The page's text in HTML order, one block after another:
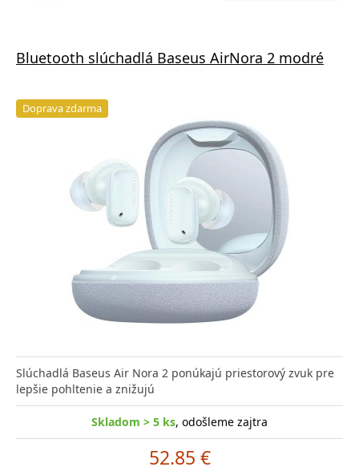
Bluetooth slúchadlá Baseus AirNora 2 modré
Doprava zdarma
Slúchadlá Baseus Air Nora 2 ponúkajú priestorový zvuk pre
lepšie pohltenie a znižujú
Skladom > 5 ks, odošleme zajtra
52.85 €